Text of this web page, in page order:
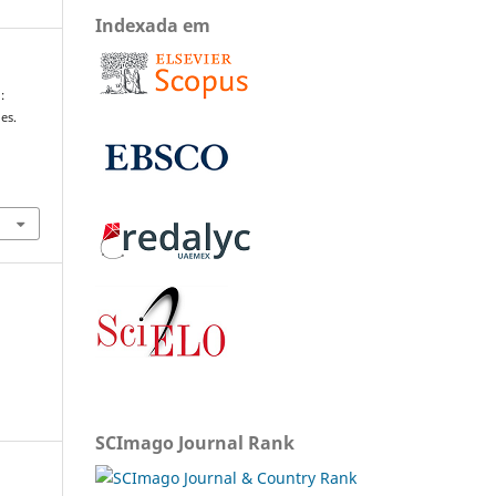
Indexada em
SCImago Journal Rank